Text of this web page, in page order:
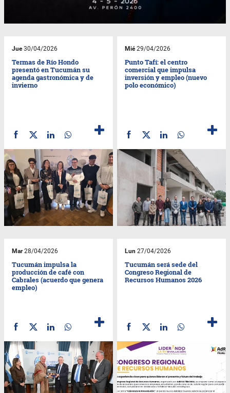
Jue30/04/2026
Termas de Río Hondo
presentó en Tucumán su
agenda gastronómica y de
invierno
Mié29/04/2026
Punto Tafí: el centro
comercial que impulsa
inversión y empleo (nuevo
polo económico)
Mar28/04/2026
Tucumán impulsa la
producción de café con
Cabrales (acuerdo que genera
empleo)
Lun 27/04/2026
Tucumán será sede del
Congreso Regional de
Recursos Humanos 2026